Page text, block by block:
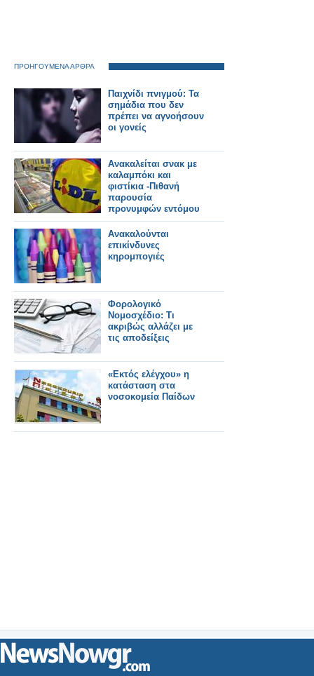
ΠΡΟΗΓΟΥΜΕΝΑ ΑΡΘΡΑ
Παιχνίδι πνιγμού: Τα
σημάδια που δεν
πρέπει να αγνοήσουν
οι γονείς
Ανακαλείται σνακ με
καλαμπόκι και
φιστίκια -Πιθανή
παρουσία
προνυμφών εντόμου
Ανακαλούνται
επικίνδυνες
κηρομπογιές
Φορολογικό
Νομοσχέδιο: Τι
ακριβώς αλλάζει με
τις αποδείξεις
«Εκτός ελέγχου» η
κατάσταση στα
νοσοκομεία Παίδων